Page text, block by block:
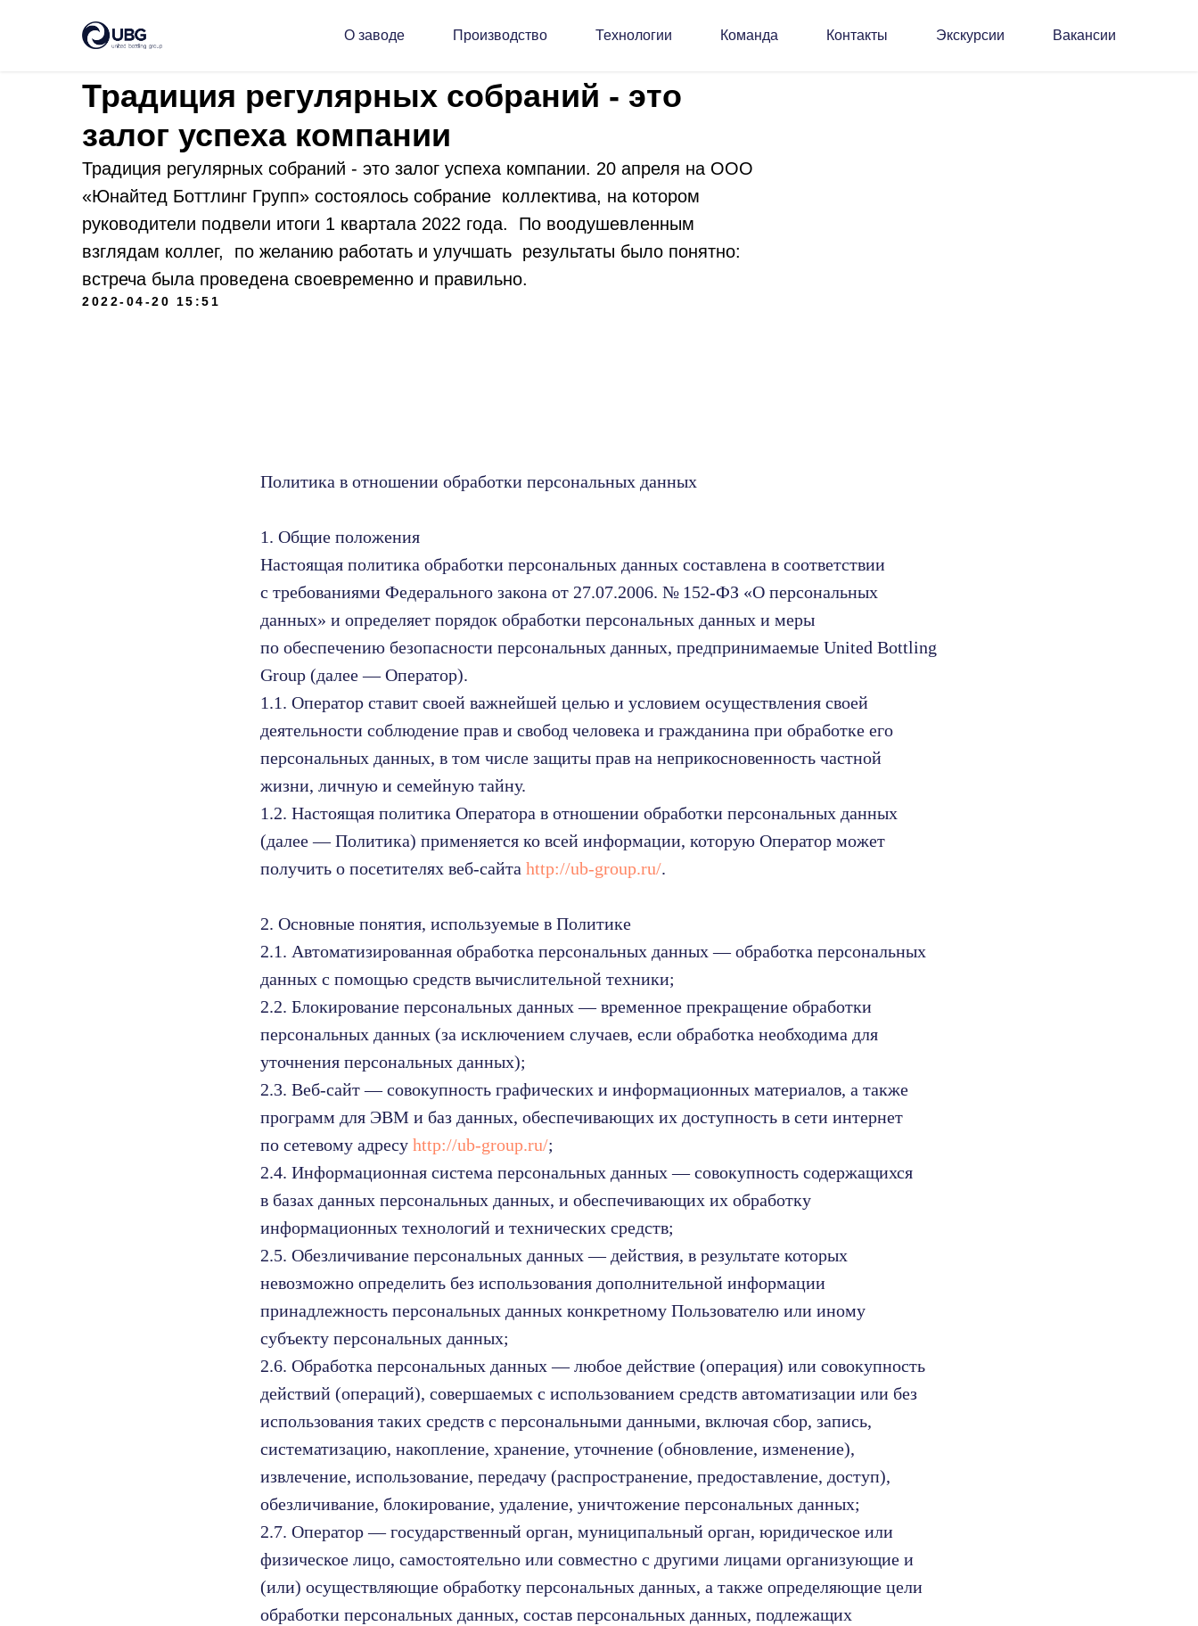
Традиция регулярных собраний - это
залог успеха компании
Традиция регулярных собраний - это залог успеха компании. 20 апреля на ООО
«Юнайтед Боттлинг Групп» состоялось собрание коллектива, на котором
руководители подвели итоги 1 квартала 2022 года. По воодушевленным
взглядам коллег, по желанию работать и улучшать результаты было понятно:
встреча была проведена своевременно и правильно.
2022-04-20 15:51
О заводе Производство Технологии Команда Контакты Экскурсии Вакансии
Политика в отношении обработки персональных данных
1. Общие положения
Настоящая политика обработки персональных данных составлена в соответствии
с требованиями Федерального закона от 27.07.2006. № 152-ФЗ «О персональных
данных» и определяет порядок обработки персональных данных и меры
по обеспечению безопасности персональных данных, предпринимаемые United Bottling
Group (далее — Оператор).
1.1. Оператор ставит своей важнейшей целью и условием осуществления своей
деятельности соблюдение прав и свобод человека и гражданина при обработке его
персональных данных, в том числе защиты прав на неприкосновенность частной
жизни, личную и семейную тайну.
1.2. Настоящая политика Оператора в отношении обработки персональных данных
(далее — Политика) применяется ко всей информации, которую Оператор может
получить о посетителях веб-сайта http://ub-group.ru/.
2. Основные понятия, используемые в Политике
2.1. Автоматизированная обработка персональных данных — обработка персональных
данных с помощью средств вычислительной техники;
2.2. Блокирование персональных данных — временное прекращение обработки
персональных данных (за исключением случаев, если обработка необходима для
уточнения персональных данных);
2.3. Веб-сайт — совокупность графических и информационных материалов, а также
программ для ЭВМ и баз данных, обеспечивающих их доступность в сети интернет
по сетевому адресу http://ub-group.ru/;
2.4. Информационная система персональных данных — совокупность содержащихся
в базах данных персональных данных, и обеспечивающих их обработку
информационных технологий и технических средств;
2.5. Обезличивание персональных данных — действия, в результате которых
невозможно определить без использования дополнительной информации
принадлежность персональных данных конкретному Пользователю или иному
субъекту персональных данных;
2.6. Обработка персональных данных — любое действие (операция) или совокупность
действий (операций), совершаемых с использованием средств автоматизации или без
использования таких средств с персональными данными, включая сбор, запись,
систематизацию, накопление, хранение, уточнение (обновление, изменение),
извлечение, использование, передачу (распространение, предоставление, доступ),
обезличивание, блокирование, удаление, уничтожение персональных данных;
2.7. Оператор — государственный орган, муниципальный орган, юридическое или
физическое лицо, самостоятельно или совместно с другими лицами организующие и
(или) осуществляющие обработку персональных данных, а также определяющие цели
обработки персональных данных, состав персональных данных, подлежащих